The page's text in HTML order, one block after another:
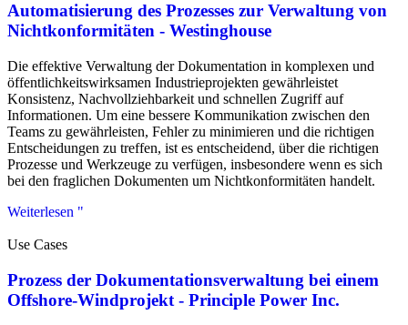
Automatisierung des Prozesses zur Verwaltung von
Nichtkonformitäten - Westinghouse
Die effektive Verwaltung der Dokumentation in komplexen und
öffentlichkeitswirksamen Industrieprojekten gewährleistet
Konsistenz, Nachvollziehbarkeit und schnellen Zugriff auf
Informationen. Um eine bessere Kommunikation zwischen den
Teams zu gewährleisten, Fehler zu minimieren und die richtigen
Entscheidungen zu treffen, ist es entscheidend, über die richtigen
Prozesse und Werkzeuge zu verfügen, insbesondere wenn es sich
bei den fraglichen Dokumenten um Nichtkonformitäten handelt.
Weiterlesen "
Use Cases
Prozess der Dokumentationsverwaltung bei einem
Offshore-Windprojekt - Principle Power Inc.